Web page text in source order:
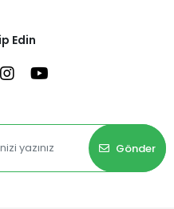
Edin
Gönder